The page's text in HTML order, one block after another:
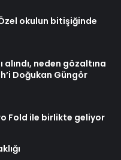
okulun bitişiğinde
neden gözaltına
Doğukan Güngör
Fold ile birlikte geliyor